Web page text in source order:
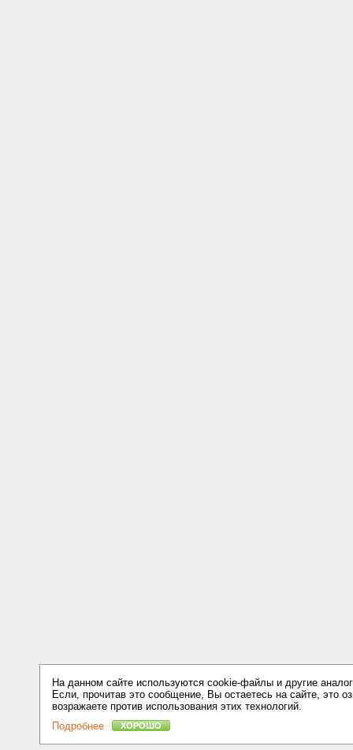
На данном сайте используются cookie-файлы и другие
Если, прочитав это сообщение, Вы остаетесь на сайте, это
возражаете против использования этих технологий.
Подробнее
ХОРОШО